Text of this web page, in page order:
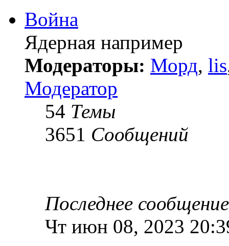
Война
Ядерная например
Модераторы: Морд, lis
Модератор
54 Темы
3651 Сообщений
Последнее сообщение
Чт июн 08, 2023